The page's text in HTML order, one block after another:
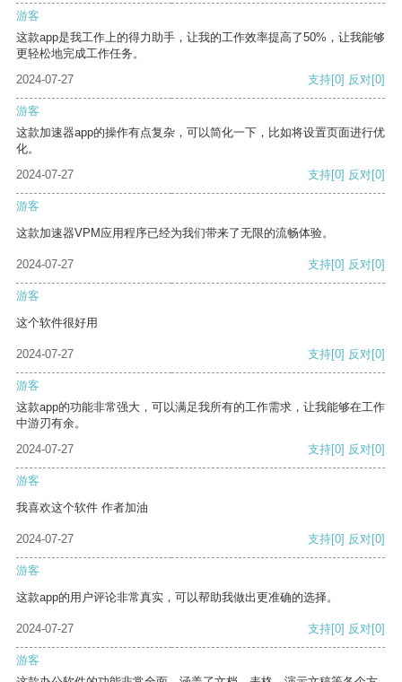
游客
这款app是我工作上的得力助手，让我的工作效率提高了50%，让我能够
更轻松地完成工作任务。
2024-07-27
支持[0] 反对[0]
游客
这款加速器app的操作有点复杂，可以简化一下，比如将设置页面进行优
化。
2024-07-27
支持[0] 反对[0]
游客
这款加速器VPM应用程序已经为我们带来了无限的流畅体验。
2024-07-27 支持[0] 反对[0]
游客
这个软件很好用
2024-07-27 支持[0] 反对[0]
游客
这款app的功能非常强大，可以满足我所有的工作需求，让我能够在工作
中游刃有余。
2024-07-27
支持[0] 反对[0]
游客
我喜欢这个软件 作者加油
2024-07-27 支持[0] 反对[0]
游客
这款app的用户评论非常真实，可以帮助我做出更准确的选择。
2024-07-27 支持[0] 反对[0]
游客